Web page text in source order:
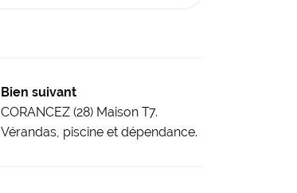
Bien suivant
CORANCEZ (28) Maison T7.
Vérandas, piscine et dépendance.